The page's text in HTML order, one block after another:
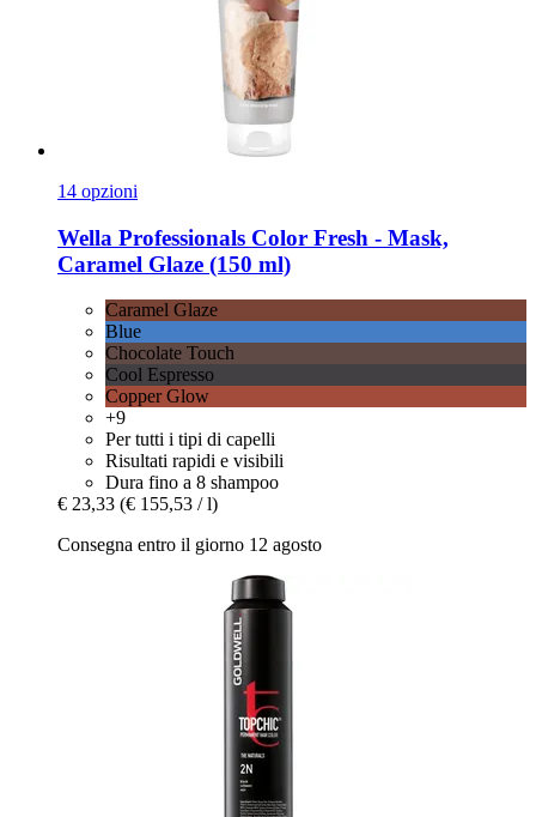
14 opzioni
Wella Professionals Color Fresh -​ Mask,
Caramel Glaze (150 ml)
Caramel Glaze
Blue
Chocolate Touch
Cool Espresso
Copper Glow
+9
Per tutti i tipi di capelli
Risultati rapidi e visibili
Dura fino a 8 shampoo
€ 23,33 (€ 155,53 / l)
Consegna entro il giorno 12 agosto